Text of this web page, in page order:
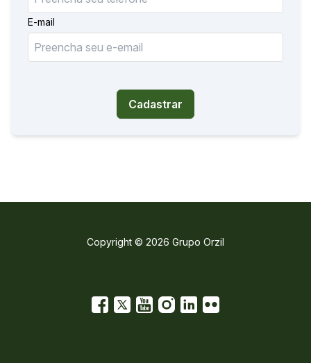
E-mail
Cadastrar
Copyright © 2026 Grupo Orzil